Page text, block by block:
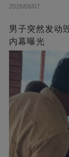
2026/08/07
男子突然发动
内幕曝光